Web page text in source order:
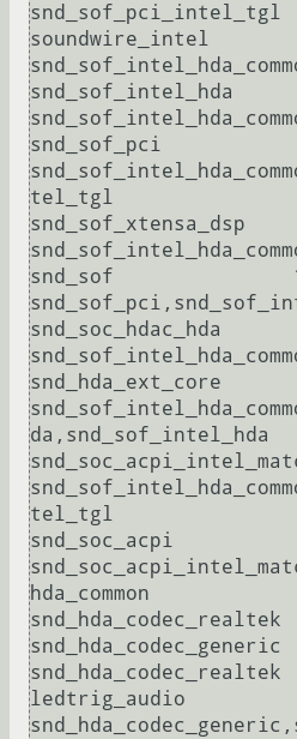
snd_sof_pci_intel_tgl
soundwire_intel
snd_sof_intel_hda
snd_sof_pci
tel_tgl
snd_sof_xtensa_dsp
snd_sof
snd_soc_hdac_hda
snd_hda_ext_core
da,snd_sof_intel_hda
tel_tgl
snd_soc_acpi
hda_common
snd_hda_codec_realtek
snd_hda_codec_realtek
ledtrig_audio